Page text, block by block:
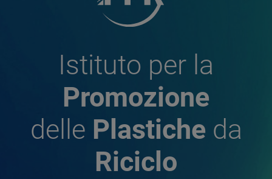
Istituto per la
Promozione
delle Plastiche da
Riciclo